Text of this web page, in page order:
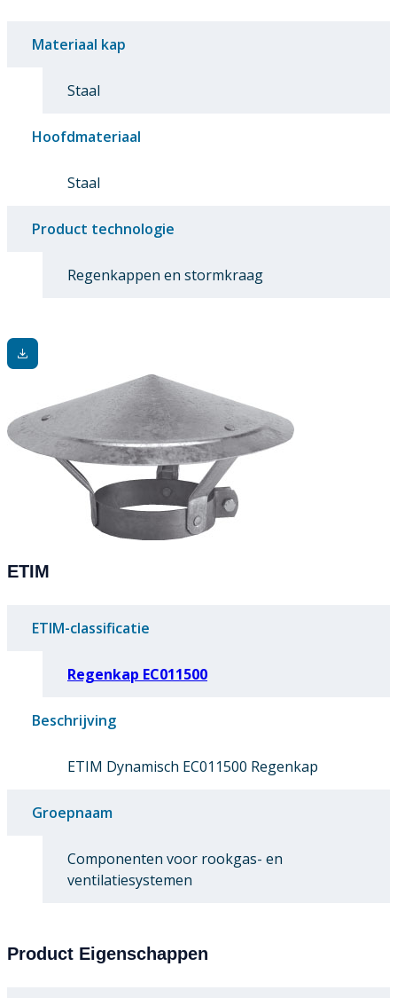
Materiaal kap
Staal
Hoofdmateriaal
Staal
Product technologie
Regenkappen en stormkraag
ETIM
ETIM-classificatie
Regenkap EC011500
Beschrijving
ETIM Dynamisch EC011500 Regenkap
Groepnaam
Componenten voor rookgas- en
ventilatiesystemen
Product Eigenschappen